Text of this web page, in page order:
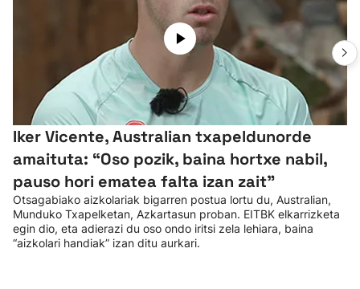
Iker Vicente, Australian txapeldunorde
amaituta: “Oso pozik, baina hortxe nabil,
pauso hori ematea falta izan zait”
Otsagabiako aizkolariak bigarren postua lortu du, Australian,
Munduko Txapelketan, Azkartasun proban. EITBK elkarrizketa
egin dio, eta adierazi du oso ondo iritsi zela lehiara, baina
“aizkolari handiak” izan ditu aurkari.